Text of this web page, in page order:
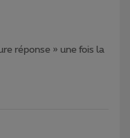
réponse » une fois la